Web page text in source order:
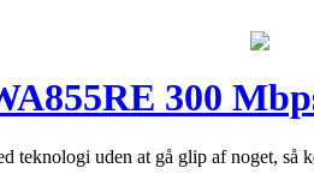
300
teknologi uden at gå glip af noget,